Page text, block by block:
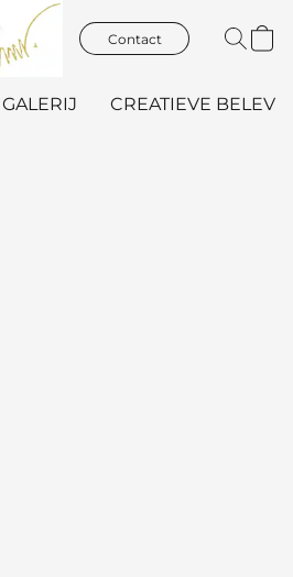
Contact
GALERIJ CREATIEVE